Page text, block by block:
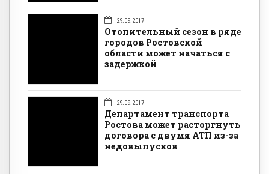
29.09.2017
Отопительный сезон в ряде
городов Ростовской
области может начаться с
задержкой
29.09.2017
Департамент транспорта
Ростова может расторгнуть
договора с двумя АТП из-за
недовыпусков